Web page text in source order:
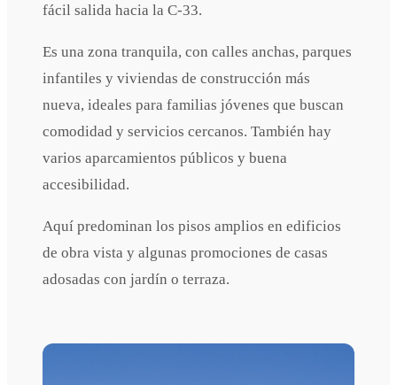
fácil salida hacia la C-33.
Es una zona tranquila, con calles anchas, parques
infantiles y viviendas de construcción más
nueva, ideales para familias jóvenes que buscan
comodidad y servicios cercanos. También hay
varios aparcamientos públicos y buena
accesibilidad.
Aquí predominan los pisos amplios en edificios
de obra vista y algunas promociones de casas
adosadas con jardín o terraza.